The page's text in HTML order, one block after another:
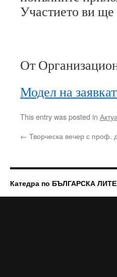
Участието ви
От
Модел на
This entry was posted in
← Творческа вечер с проф.
Катедра по БЪЛГАРСКА